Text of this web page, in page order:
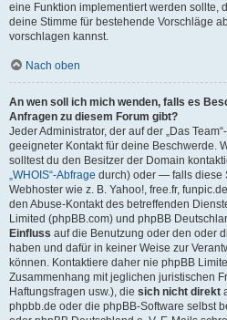
eine Funktion implementiert werden sollte,
deine Stimme für bestehende Vorschläge
vorschlagen kannst.
Nach oben
An wen soll ich mich wenden, falls es
Anfragen zu diesem Forum gibt?
Jeder Administrator, der auf der „Das
geeigneter Kontakt für deine Beschwerde.
solltest du den Besitzer der Domain
„WHOIS“-Abfrage durch) oder — falls diese
Webhoster wie z. B. Yahoo!, free.fr,
den Abuse-Kontakt des betreffenden
Limited (phpBB.com) und phpBB
Einfluss auf die Benutzung oder den oder
haben und dafür in keiner Weise zur
können. Kontaktiere daher nie phpBB
Zusammenhang mit jeglichen juristischen
Haftungsfragen usw.), die sich nicht direkt
phpbb.de oder die phpBB-Software selbst